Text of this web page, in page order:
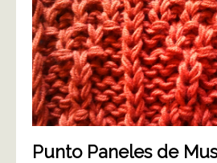
Punto Paneles de